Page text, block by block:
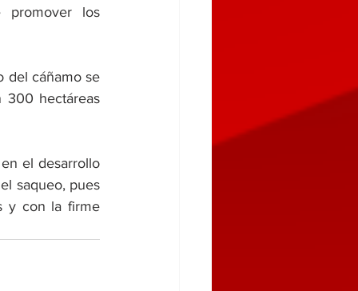
promover los
del cáñamo se
300 hectáreas
el desarrollo
saqueo, pues
y con la firme